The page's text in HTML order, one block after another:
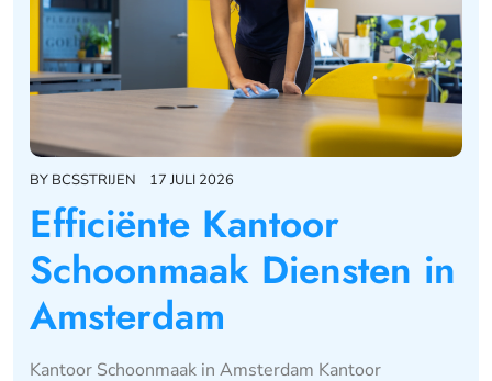
BY BCSSTRIJEN 17 JULI 2026
Efficiënte Kantoor
Schoonmaak Diensten in
Amsterdam
Kantoor Schoonmaak in Amsterdam Kantoor